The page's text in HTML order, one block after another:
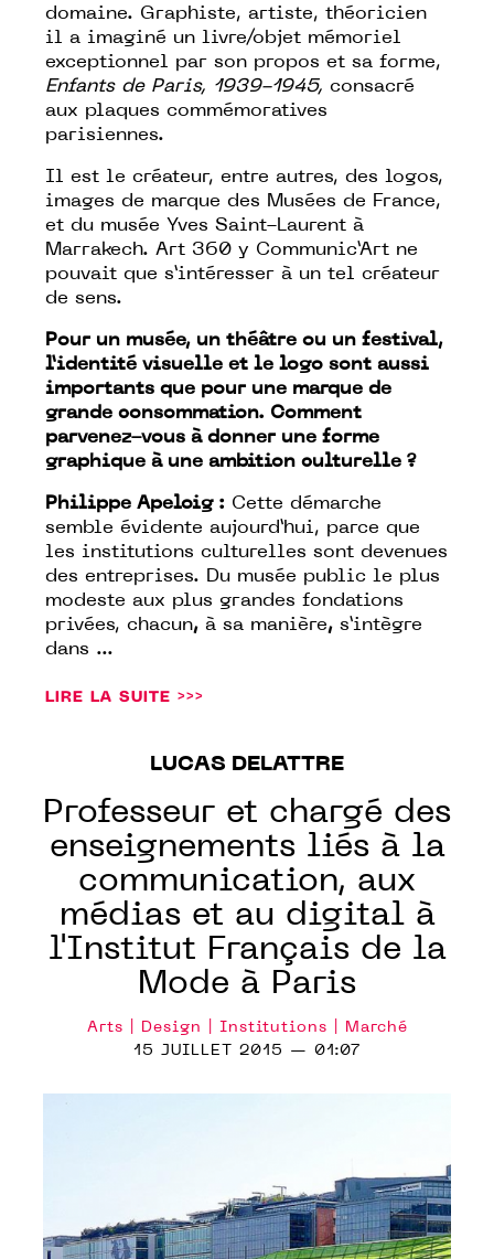
domaine. Graphiste, artiste, théoricien
il a imaginé un livre/objet mémoriel
exceptionnel par son propos et sa forme,
Enfants de Paris, 1939-1945, consacré
aux plaques commémoratives
parisiennes.
Il est le créateur, entre autres, des logos,
images de marque des Musées de France,
et du musée Yves Saint-Laurent à
Marrakech. Art 360 y Communic’Art ne
pouvait que s’intéresser à un tel créateur
de sens.
Pour un musée, un théâtre ou un festival,
l’identité visuelle et le logo sont aussi
importants que pour une marque de
grande consommation. Comment
parvenez-vous à donner une forme
graphique à une ambition culturelle ?
Philippe Apeloig : Cette démarche
semble évidente aujourd’hui, parce que
les institutions culturelles sont devenues
des entreprises. Du musée public le plus
modeste aux plus grandes fondations
privées, chacun, à sa manière, s’intègre
dans ...
LIRE LA SUITE >>>
LUCAS DELATTRE
Professeur et chargé des
enseignements liés à la
communication, aux
médias et au digital à
l'Institut Français de la
Mode à Paris
Arts | Design | Institutions | Marché
15 JUILLET 2015 — 01:07